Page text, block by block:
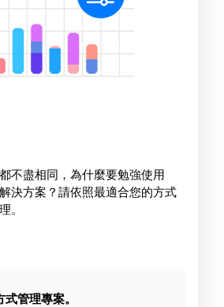
不盡相同，為什麼要勉強使用
決方案？請依照最適合您的方式
。
管理專案。